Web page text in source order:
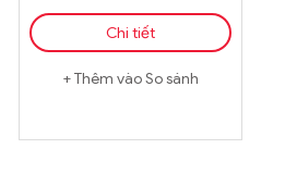
7200RPM SATA Chính Hãng
Chi tiết
Thêm vào So sánh